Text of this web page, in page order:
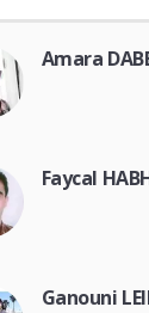
Amara
Faycal
Ganouni